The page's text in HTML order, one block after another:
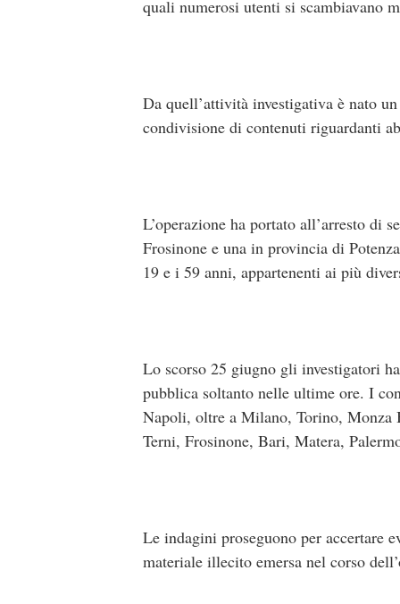
quali numerosi utenti si scambiavano
Da quell’attività investigativa è nato
condivisione di contenuti riguardanti
L’operazione ha portato all’arresto di
Frosinone e una in provincia di
19 e i 59 anni, appartenenti ai più
Lo scorso 25 giugno gli investigatori
pubblica soltanto nelle ultime ore. I
Napoli, oltre a Milano, Torino, Monza
Terni, Frosinone, Bari, Matera,
Le indagini proseguono per accertare
materiale illecito emersa nel corso